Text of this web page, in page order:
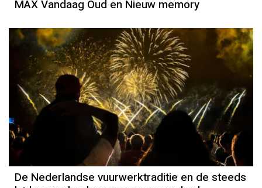
MAX Vandaag Oud en Nieuw memory
De Nederlandse vuurwerktraditie en de steeds